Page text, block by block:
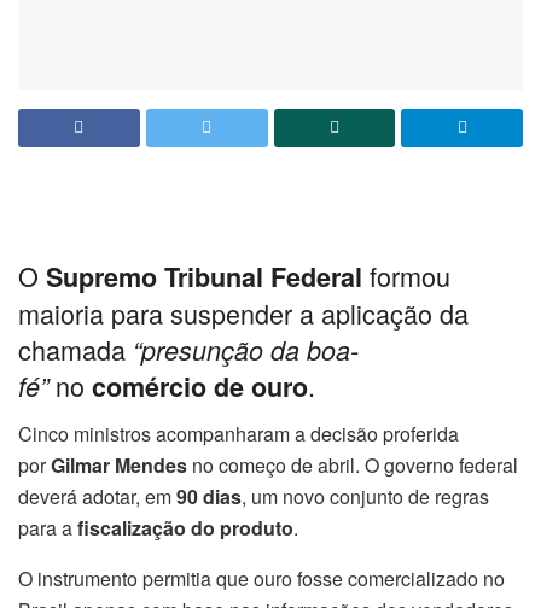
O Supremo Tribunal Federal formou
maioria para suspender a aplicação da
chamada “presunção da boa-
fé”no comércio de ouro.
Cinco ministros acompanharam a decisão proferida
porGilmar Mendes no começo de abril. O governo federal
deverá adotar, em90 dias, um novo conjunto de regras
para afiscalização do produto.
O instrumento permitia que ouro fosse comercializado no